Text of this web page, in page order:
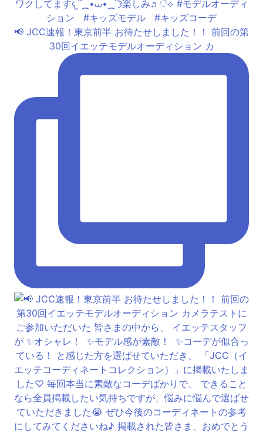
📢 JCC速報！東京前半 お待たせしました！！ 前回の第
30回イエッテモデルオーディション カ